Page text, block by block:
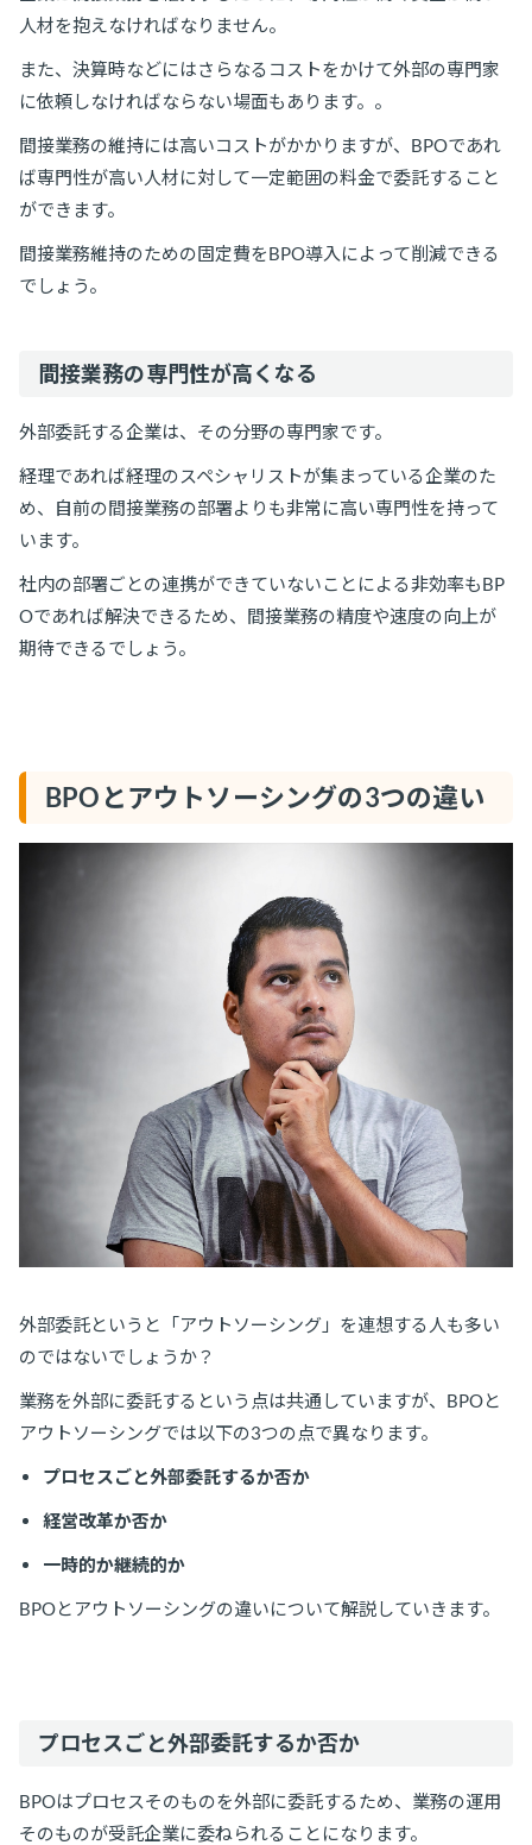
人材を抱えなければなりません。
また、決算時などにはさらなるコストをかけて外部の専門家
に依頼しなければならない場面もあります。。
間接業務の維持には高いコストがかかりますが、BPOであれ
ば専門性が高い人材に対して一定範囲の料金で委託すること
ができます。
間接業務維持のための固定費をBPO導入によって削減できる
でしょう。
間接業務の専門性が高くなる
外部委託する企業は、その分野の専門家です。
経理であれば経理のスペシャリストが集まっている企業のた
め、自前の間接業務の部署よりも非常に高い専門性を持って
います。
社内の部署ごとの連携ができていないことによる非効率もBP
Oであれば解決できるため、間接業務の精度や速度の向上が
期待できるでしょう。
BPOとアウトソーシングの3つの違い
外部委託というと「アウトソーシング」を連想する人も多い
のではないでしょうか？
業務を外部に委託するという点は共通していますが、BPOと
アウトソーシングでは以下の3つの点で異なります。
プロセスごと外部委託するか否か
経営改革か否か
一時的か継続的か
BPOとアウトソーシングの違いについて解説していきます。
プロセスごと外部委託するか否か
BPOはプロセスそのものを外部に委託するため、業務の運用
そのものが受託企業に委ねられることになります。